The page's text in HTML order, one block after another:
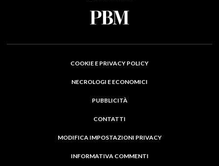
COOKIE E PRIVACY POLICY
NECROLOGI E ECONOMICI
PUBBLICITÀ
CONTATTI
MODIFICA IMPOSTAZIONI PRIVACY
INFORMATIVA COMMENTI